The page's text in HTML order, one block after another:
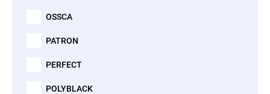
OSSCA
PATRON
PERFECT
POLYBLACK